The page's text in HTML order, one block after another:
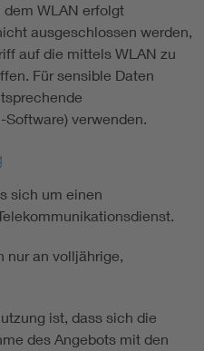
dem WLAN erfolgt
ausgeschlossen werden,
auf die mittels WLAN zu
Für sensible Daten
verwenden.
sich um einen
an volljährige,
ist, dass sich die
des Angebots mit den